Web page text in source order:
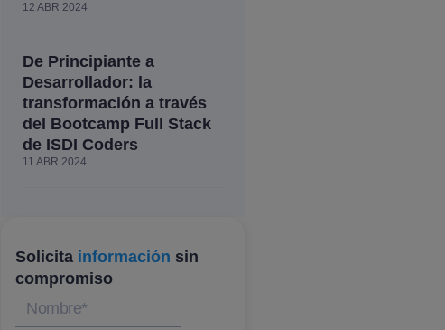
12 ABR 2024
De Principiante a
Desarrollador: la
transformación a través
del Bootcamp Full Stack
de ISDI Coders
11 ABR 2024
Solicita información sin
compromiso
Nombre*